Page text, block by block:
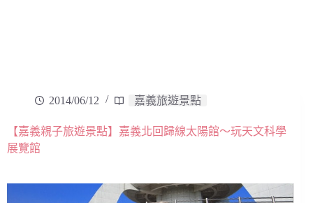
2014/06/12 嘉義旅遊景點
【嘉義親子旅遊景點】嘉義北回歸線太陽館～玩天文科學
展覽館